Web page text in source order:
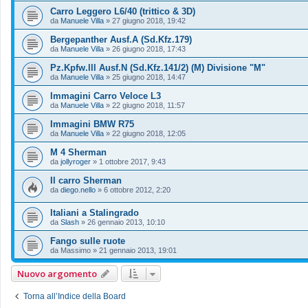
Carro Leggero L6/40 (trittico & 3D)
da Manuele Villa » 27 giugno 2018, 19:42
Bergepanther Ausf.A (Sd.Kfz.179)
da Manuele Villa » 26 giugno 2018, 17:43
Pz.Kpfw.lll Ausf.N (Sd.Kfz.141/2) (M) Divisione "M"
da Manuele Villa » 25 giugno 2018, 14:47
Immagini Carro Veloce L3
da Manuele Villa » 22 giugno 2018, 11:57
Immagini BMW R75
da Manuele Villa » 22 giugno 2018, 12:05
M 4 Sherman
da jollyroger » 1 ottobre 2017, 9:43
Il carro Sherman
da diego.nello » 6 ottobre 2012, 2:20
Italiani a Stalingrado
da Slash » 26 gennaio 2013, 10:10
Fango sulle ruote
da Massimo » 21 gennaio 2013, 19:01
Nuovo argomento
Torna all’Indice della Board